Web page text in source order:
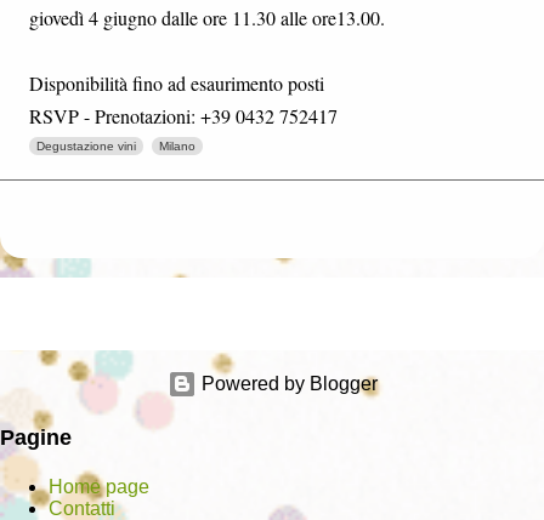
giovedì 4 giugno dalle ore 11.30 alle ore13.00.
Disponibilità fino ad esaurimento posti
RSVP - Prenotazioni: +39 0432 752417
Degustazione vini Milano
Powered by Blogger
Pagine
Home page
Contatti